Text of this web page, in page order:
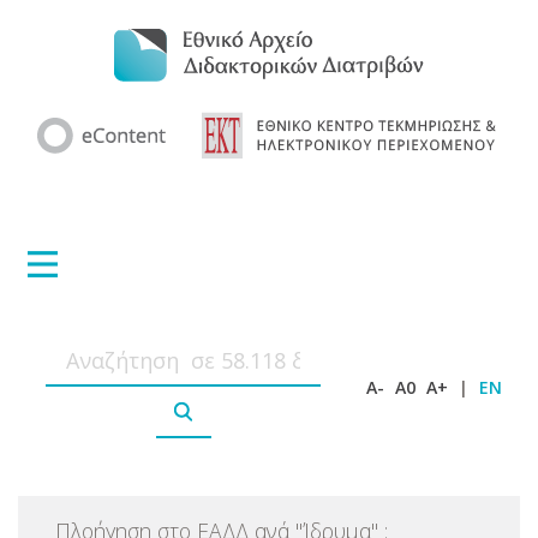
A- A0 A+ | EN
Πλοήγηση στο ΕΑΔΔ ανά "Ίδρυμα" :